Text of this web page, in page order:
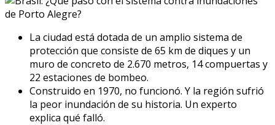
La ciudad está dotada de un amplio sistema de
protección que consiste de 65 km de diques y un
muro de concreto de 2.670 metros, 14 compuertas y
22 estaciones de bombeo.
Construido en 1970, no funcionó. Y la región sufrió
la peor inundación de su historia. Un experto
explica qué falló.